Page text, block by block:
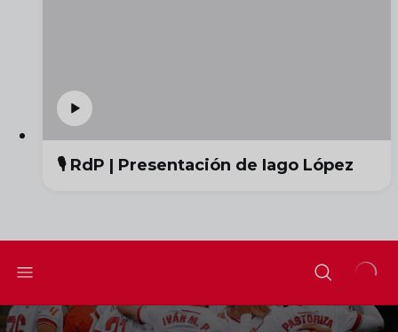
🎙️ RdP | Presentación de Iago López